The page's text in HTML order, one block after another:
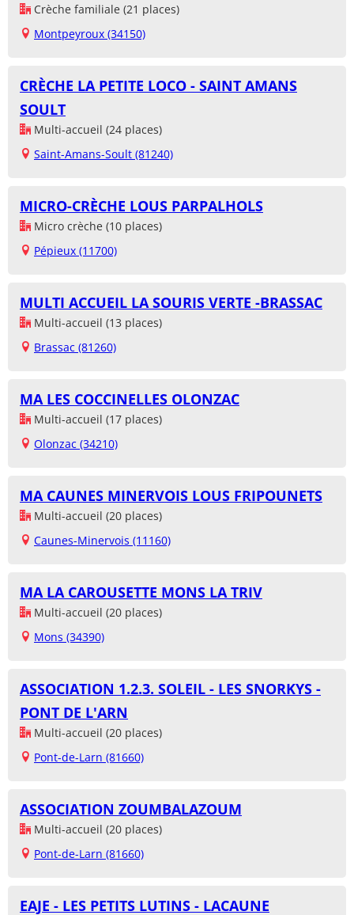
Crèche familiale (21 places)
Montpeyroux (34150)
CRÈCHE LA PETITE LOCO - SAINT AMANS
SOULT
Multi-accueil (24 places)
Saint-Amans-Soult (81240)
MICRO-CRÈCHE LOUS PARPALHOLS
Micro crèche (10 places)
Pépieux (11700)
MULTI ACCUEIL LA SOURIS VERTE -BRASSAC
Multi-accueil (13 places)
Brassac (81260)
MA LES COCCINELLES OLONZAC
Multi-accueil (17 places)
Olonzac (34210)
MA CAUNES MINERVOIS LOUS FRIPOUNETS
Multi-accueil (20 places)
Caunes-Minervois (11160)
MA LA CAROUSETTE MONS LA TRIV
Multi-accueil (20 places)
Mons (34390)
ASSOCIATION 1.2.3. SOLEIL - LES SNORKYS -
PONT DE L'ARN
Multi-accueil (20 places)
Pont-de-Larn (81660)
ASSOCIATION ZOUMBALAZOUM
Multi-accueil (20 places)
Pont-de-Larn (81660)
EAJE - LES PETITS LUTINS - LACAUNE